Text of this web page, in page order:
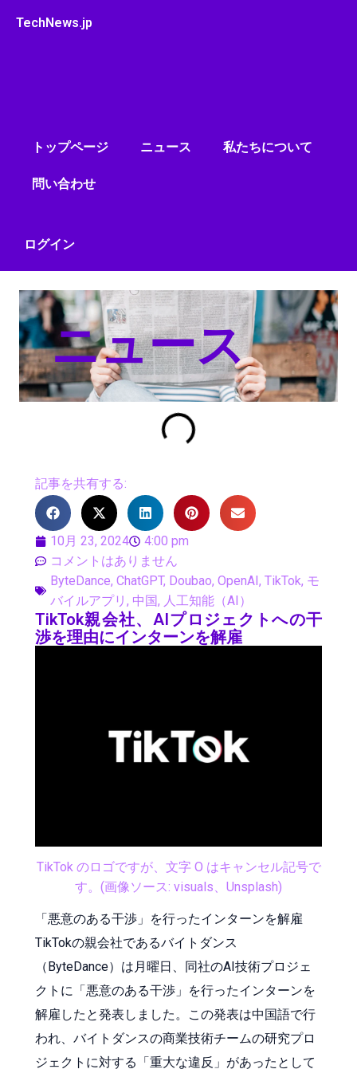
TechNews.jp
トップページ ニュース 私たちについて
問い合わせ
ログイン
ニュース
記事を共有する:
10月 23, 2024
4:00 pm
コメントはありません
ByteDance, ChatGPT, Doubao, OpenAI, TikTok, モ
バイルアプリ , 中国, 人工知能（AI）
TikTok親会社、AIプロジェクトへの干
渉を理由にインターンを解雇
TikTok のロゴですが、文字 O はキャンセル記号で
す。(画像ソース: visuals、Unsplash)
「悪意のある干渉」を行ったインターンを解雇
TikTokの親会社であるバイトダンス
（ByteDance）は月曜日、同社のAI技術プロジェ
クトに「悪意のある干渉」を行ったインターンを
解雇したと発表しました。この発表は中国語で行
われ、バイトダンスの商業技術チームの研究プロ
ジェクトに対する「重大な違反」があったとして